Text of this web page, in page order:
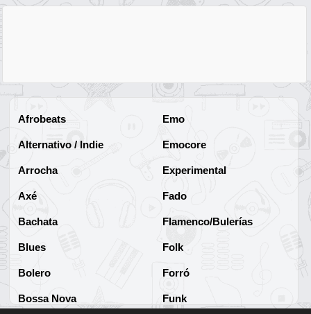
Afrobeats
Alternativo / Indie
Arrocha
Axé
Bachata
Blues
Bolero
Bossa Nova
Emo
Emocore
Experimental
Fado
Flamenco/Bulerías
Folk
Forró
Funk